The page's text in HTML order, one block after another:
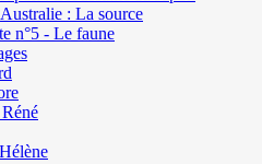
Australie : La source
n°5 - Le faune